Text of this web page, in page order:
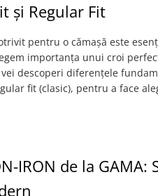
și Regular Fit
pentru o cămașă este
importanța unui croi
descoperi diferențele
fit (clasic), pentru a face
IRON de la